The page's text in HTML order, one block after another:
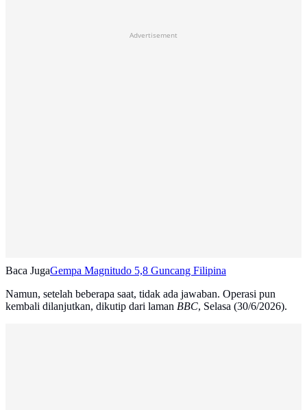
Advertisement
Baca JugaGempa Magnitudo 5,8 Guncang Filipina
Namun, setelah beberapa saat, tidak ada jawaban. Operasi pun
kembali dilanjutkan, dikutip dari laman BBC, Selasa (30/6/2026).